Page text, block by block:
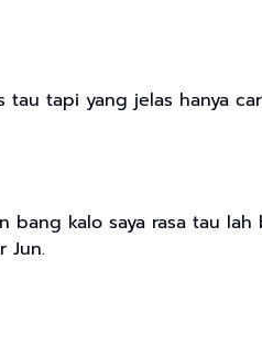
tapi yang jelas hanya
kalo saya rasa tau
Jun.